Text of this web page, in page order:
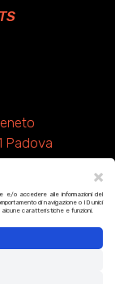
×
e/o accedere alle informazioni del
di navigazione o ID unici
caratteristiche e funzioni.
Padova